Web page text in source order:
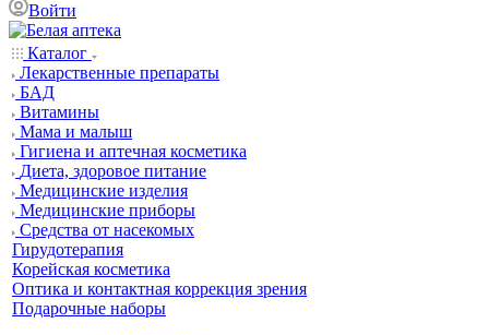
Войти
Каталог
Лекарственные препараты
БАД
Витамины
Мама и малыш
Гигиена и аптечная косметика
Диета, здоровое питание
Медицинские изделия
Медицинские приборы
Средства от насекомых
Гирудотерапия
Корейская косметика
Оптика и контактная коррекция зрения
Подарочные наборы